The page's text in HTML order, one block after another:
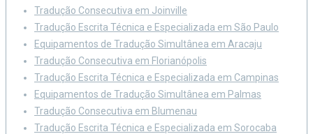
Tradução Consecutiva em Joinville
Tradução Escrita Técnica e Especializada em São Paulo
Equipamentos de Tradução Simultânea em Aracaju
Tradução Consecutiva em Florianópolis
Tradução Escrita Técnica e Especializada em Campinas
Equipamentos de Tradução Simultânea em Palmas
Tradução Consecutiva em Blumenau
Tradução Escrita Técnica e Especializada em Sorocaba